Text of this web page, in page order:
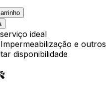
ideal
e outros
disponibilidade